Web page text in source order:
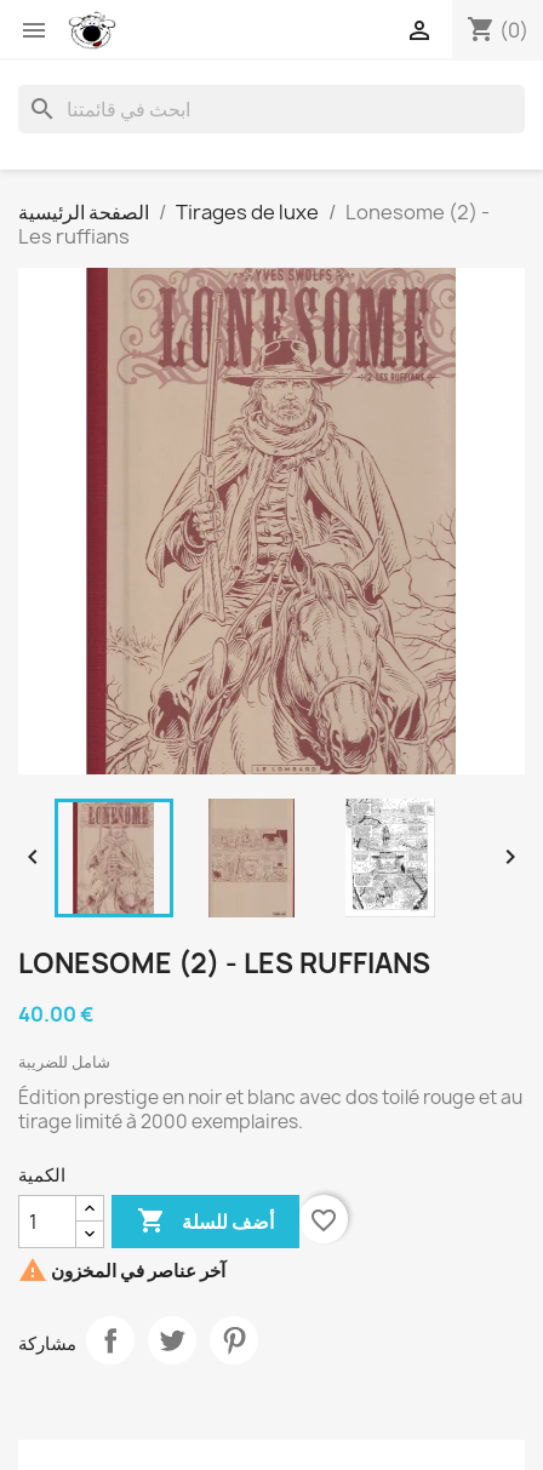
 shopping_cart (0)

search
الصفحة الرئيسية Tirages de luxe
Lonesome (2) -
Les ruffians
 
LONESOME (2) - LES RUFFIANS
40.00 €
شامل للضريبة
Édition prestige en noir et blanc avec dos toilé rouge et au
tirage limité à 2000 exemplaires.
الكمية
 أضف للسلة
favorite_border
 آخر عناصر في المخزون
مشاركة